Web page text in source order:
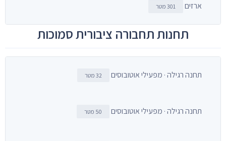
ארזים 301 מטר
תחנות תחבורה ציבורית סמוכות
תחנה רגילה · מפעילי אוטובוסים 32 מטר
תחנה רגילה · מפעילי אוטובוסים 50 מטר